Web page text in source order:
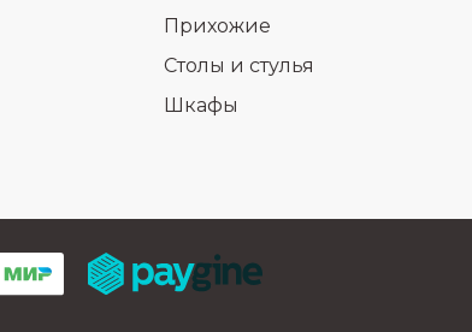
Прихожие
Столы и стулья
Шкафы